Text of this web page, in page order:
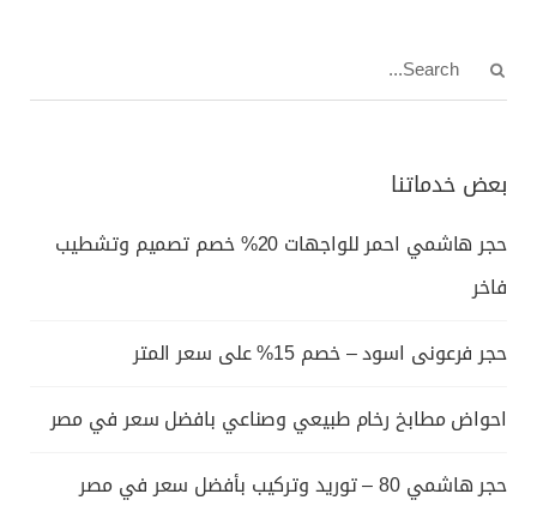
بعض خدماتنا
حجر هاشمي احمر للواجهات 20% خصم تصميم وتشطيب
فاخر
حجر فرعونى اسود – خصم 15% على سعر المتر
احواض مطابخ رخام طبيعي وصناعي بافضل سعر في مصر
حجر هاشمي 80 – توريد وتركيب بأفضل سعر في مصر